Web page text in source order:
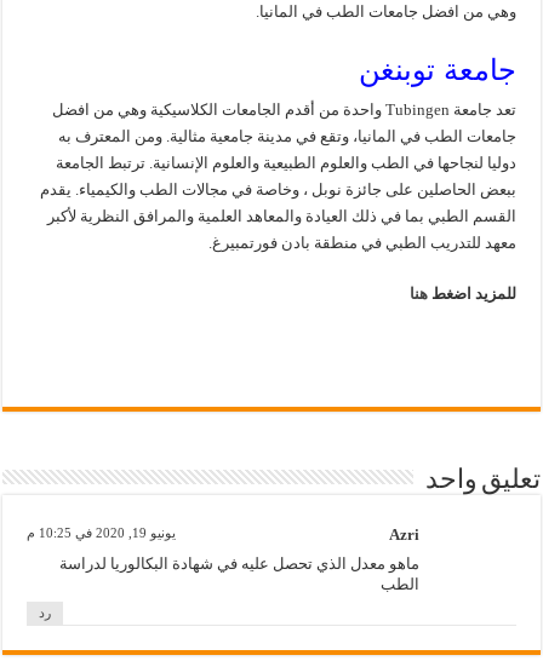
وهي من افضل جامعات الطب في المانيا.
جامعة توبنغن
تعد جامعة Tubingen واحدة من أقدم الجامعات الكلاسيكية وهي من افضل
جامعات الطب في المانيا، وتقع في مدينة جامعية مثالية. ومن المعترف به
دوليا لنجاحها في الطب والعلوم الطبيعية والعلوم الإنسانية. ترتبط الجامعة
ببعض الحاصلين على جائزة نوبل ، وخاصة في مجالات الطب والكيمياء. يقدم
القسم الطبي بما في ذلك العيادة والمعاهد العلمية والمرافق النظرية لأكبر
معهد للتدريب الطبي في منطقة بادن فورتمبيرغ.
للمزيد اضغطهنا
تعليق واحد
Azri يونيو 19, 2020 في 10:25 م
ماهو معدل الذي تحصل عليه في شهادة البكالوريا لدراسة
الطب
رد